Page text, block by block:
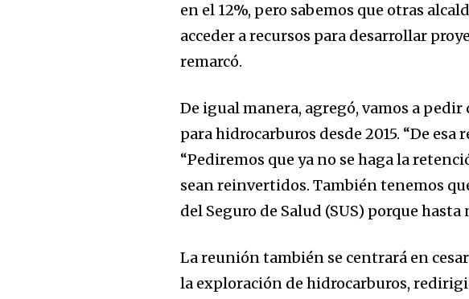
en el 12%, pero sabemos que otras
acceder a recursos para desarrollar
remarcó.
De igual manera, agregó, vamos a
para hidrocarburos desde 2015. “De
“Pediremos que ya no se haga la
sean reinvertidos. También tenemos
del Seguro de Salud (SUS) porque
La reunión también se centrará en
la exploración de hidrocarburos,